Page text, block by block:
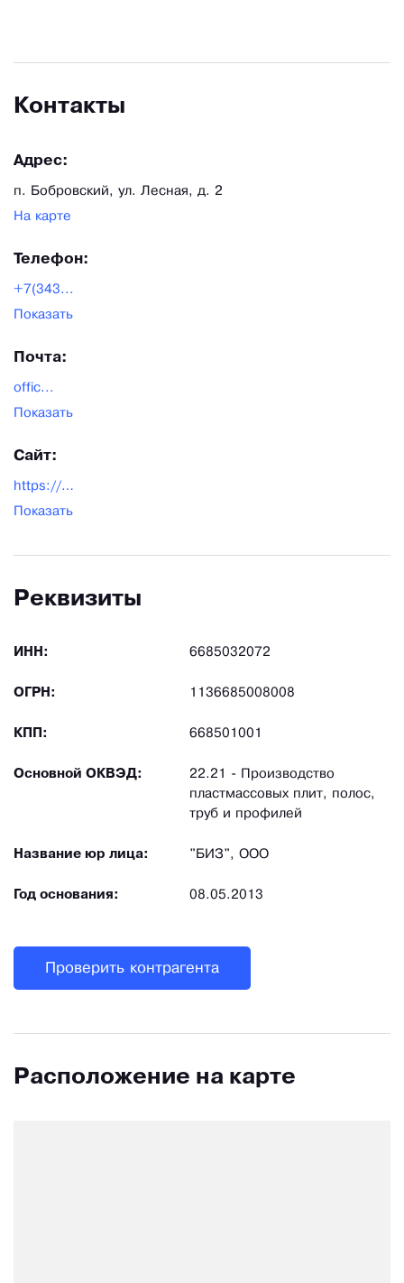
Контакты
Адрес:
п. Бобровский, ул. Лесная, д. 2
На карте
Телефон:
+7(343...
Показать
Почта:
offic...
Показать
Сайт:
https://biz-ural.ru/
Показать
Реквизиты
ИНН: 6685032072
ОГРН: 1136685008008
КПП: 668501001
Основной ОКВЭД:
22.21 - Производство
пластмассовых плит, полос,
труб и профилей
Название юр лица: "БИЗ", ООО
Год основания: 08.05.2013
Проверить контрагента
Расположение на карте